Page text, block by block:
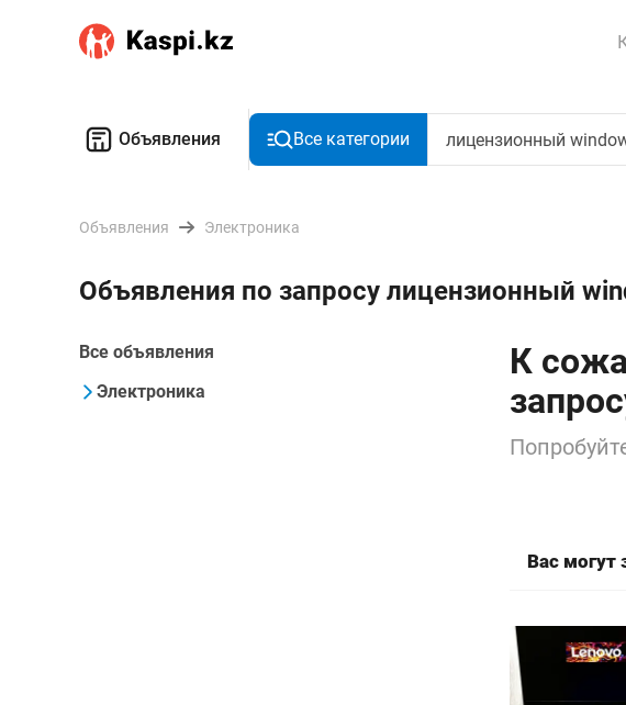
Объявления Все категории
Объявления Электроника
Объявления по запросу лицензионный
Все объявления
Электроника
К
Вас могут